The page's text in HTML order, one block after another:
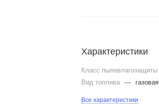
Характеристики
Класс пылевлагозащиты
Вид топлива
— газовая
Все характеристики